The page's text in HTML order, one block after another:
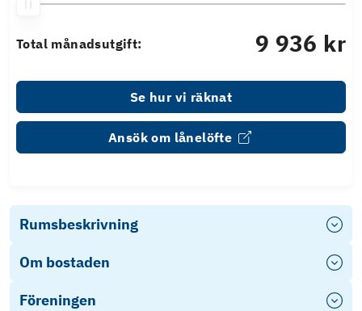
Total månadsutgift: 9 936 kr
Se hur vi räknat
Ansök om lånelöfte
Rumsbeskrivning
Om bostaden
Föreningen